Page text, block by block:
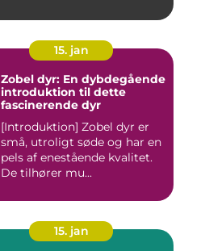
15. jan
Zobel dyr: En dybdegående
introduktion til dette
fascinerende dyr
[Introduktion] Zobel dyr er
små, utroligt søde og har en
pels af enestående kvalitet.
De tilhører mu...
15. jan